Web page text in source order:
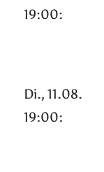
19:00:
Di., 11.08.
19:00: